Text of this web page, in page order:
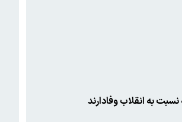
به انقلاب وفادارند